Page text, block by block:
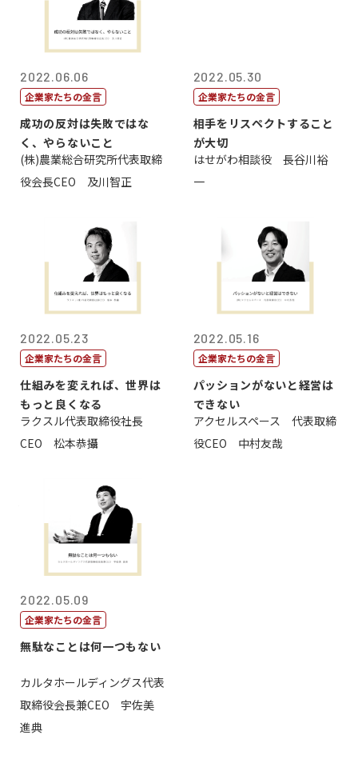
2022.06.06
企業家たちの金言
成功の反対は失敗ではな
く、やらないこと
(株)農業総合研究所代表取締
役会長CEO 及川智正
2022.05.30
企業家たちの金言
相手をリスペクトすること
が大切
はせがわ相談役 長谷川裕
一
2022.05.23
企業家たちの金言
仕組みを変えれば、世界は
もっと良くなる
ラクスル代表取締役社長
CEO 松本恭攝
2022.05.16
企業家たちの金言
パッションがないと経営は
できない
アクセルスペース 代表取締
役CEO 中村友哉
2022.05.09
企業家たちの金言
無駄なことは何一つもない
カルタホールディングス代表
取締役会長兼CEO 宇佐美
進典